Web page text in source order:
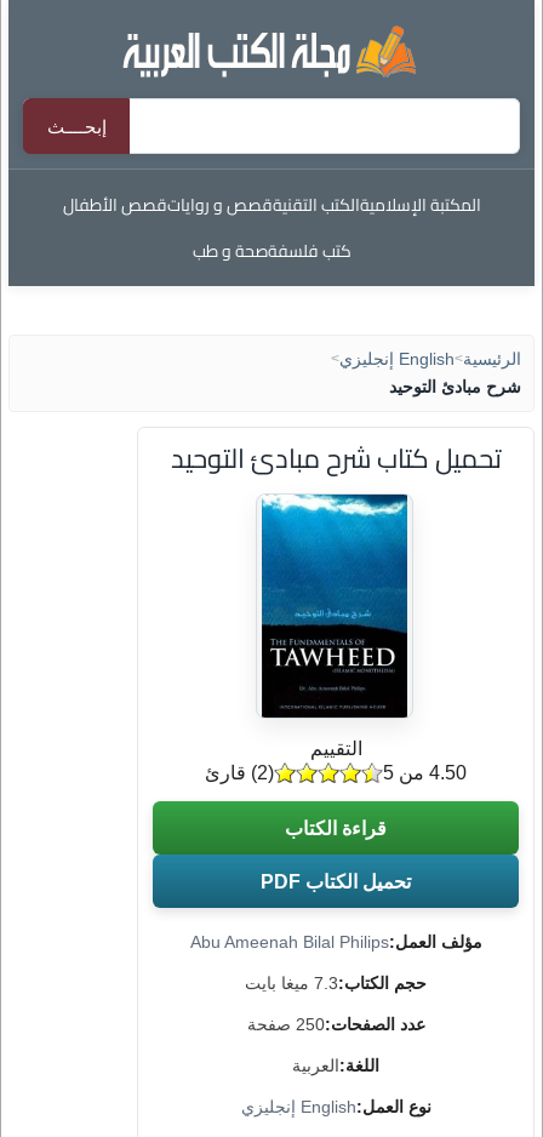
المكتبة الإسلاميةالكتب التقنيةقصص و رواياتقصص الأطفال
كتب فلسفةصحة و طب
الرئيسية>English إنجليزي >
شرح مبادئ التوحيد
تحميل كتاب شرح مبادئ التوحيد
مؤلف العمل:Abu Ameenah Bilal Philips
حجم الكتاب:7.3 ميغا بايت
عدد الصفحات:250 صفحة
اللغة:العربية
نوع العمل:English إنجليزي
التقييم
(
2) قارئ 4.50 من 5
قراءة الكتاب
تحميل الكتاب PDF